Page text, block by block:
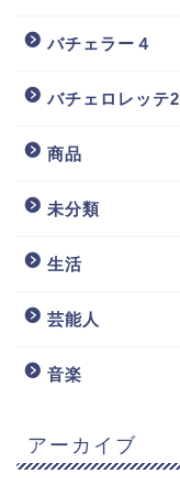
バチェラー４
バチェロレッテ2
商品
未分類
生活
芸能人
音楽
アーカイブ